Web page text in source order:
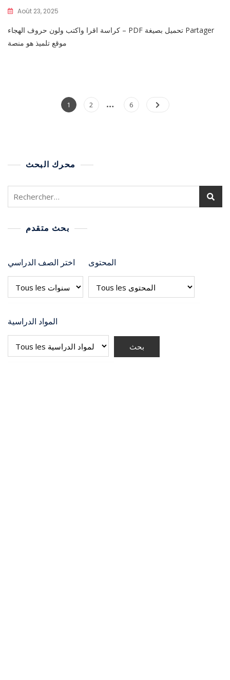
Août 23, 2025
كراسة اقرا واكتب ولون حروف الهجاء – PDF تحميل بصيغة Partager
موقع تلميذ هو منصة
1 2 … 6
محرك البحث
بحث متقدم
اختر الصف الدراسي المحتوى
المواد الدراسية